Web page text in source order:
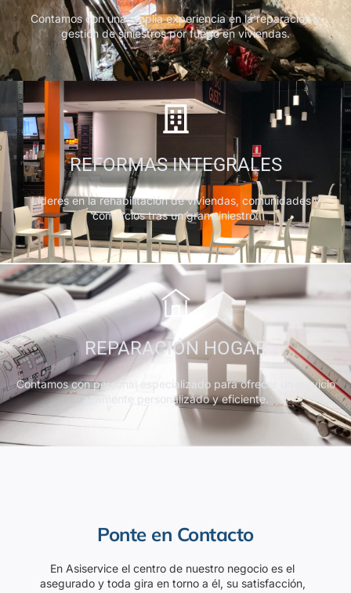
Contamos con una amplia experiencia en la reparación y
gestión de siniestros por fuego en viviendas.
REFORMAS INTEGRALES
Líderes en la rehabilitación de viviendas, comunidades y
comercios tras un gran siniestro.
REPARACIÓN HOGAR
Contamos con personal especializado para ofrecer un servicio
altamente personalizado y eficiente.
Ponte en Contacto
En Asiservice el centro de nuestro negocio es el
asegurado y toda gira en torno a él, su satisfacción,